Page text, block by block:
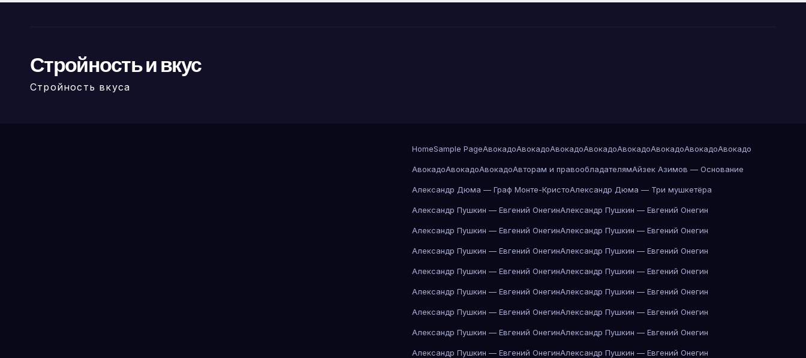
Стройность и вкус
Стройность вкуса
HomeSample PageАвокадоАвокадоАвокадоАвокадоАвокадоАвокадоАвокадоАвокадо
АвокадоАвокадоАвокадоАвторам и правообладателямАйзек Азимов — Основание
Александр Дюма — Граф Монте-КристоАлександр Дюма — Три мушкетёра
Александр Пушкин — Евгений ОнегинАлександр Пушкин — Евгений Онегин
Александр Пушкин — Евгений ОнегинАлександр Пушкин — Евгений Онегин
Александр Пушкин — Евгений ОнегинАлександр Пушкин — Евгений Онегин
Александр Пушкин — Евгений ОнегинАлександр Пушкин — Евгений Онегин
Александр Пушкин — Евгений ОнегинАлександр Пушкин — Евгений Онегин
Александр Пушкин — Евгений ОнегинАлександр Пушкин — Евгений Онегин
Александр Пушкин — Евгений ОнегинАлександр Пушкин — Евгений Онегин
Александр Пушкин — Евгений ОнегинАлександр Пушкин — Евгений Онегин